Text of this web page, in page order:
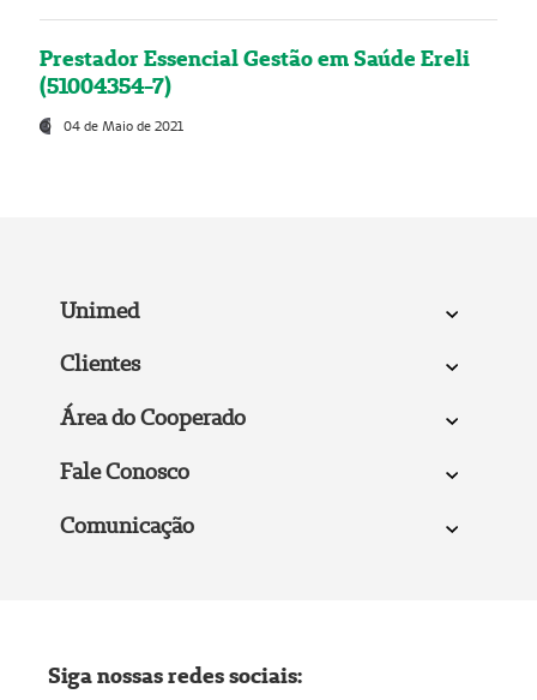
Prestador Essencial Gestão em Saúde Ereli
(51004354-7)
04 de Maio de 2021
Unimed
Clientes
Área do Cooperado
Fale Conosco
Comunicação
Siga nossas redes sociais: